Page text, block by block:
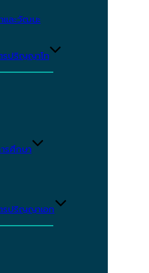
และวัฒนะ
รปริญญาโท
รศึกษา
รปริญญาเอก